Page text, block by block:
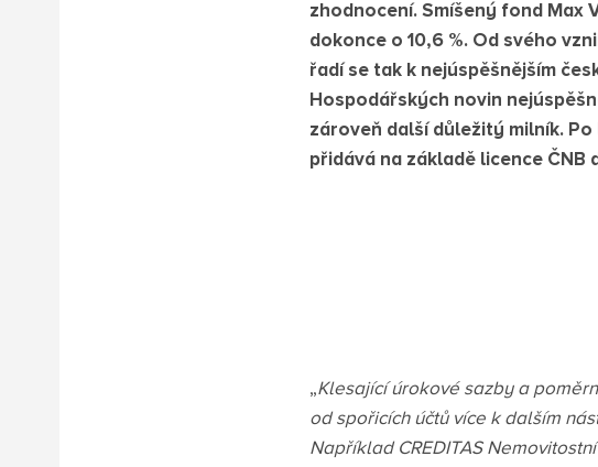
zhodnocení. Smíšený fond Max
dokonce o 10,6 %. Od svého
řadí se tak k nejúspěšnějším
Hospodářských novin
zároveň další důležitý milník.
přidává na základě licence
„Klesající úrokové sazby a
od spořicích účtů více k dalším
Například CREDITAS